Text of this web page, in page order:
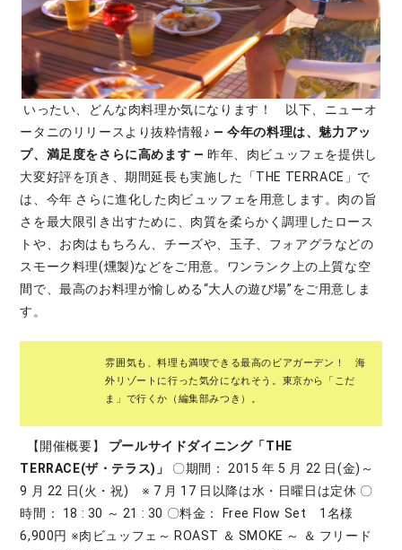
いったい、どんな肉料理か気になります！ 以下、ニューオ
ータニのリリースより抜粋情報♪ ― 今年の料理は、魅力アッ
プ、満足度をさらに高めます ― 昨年、肉ビュッフェを提供し
大変好評を頂き、期間延長も実施した「THE TERRACE」で
は、今年 さらに進化した肉ビュッフェを用意します。肉の旨
さを最大限引き出すために、肉質を柔らかく調理したロース
トや、お肉はもちろん、チーズや、玉子、フォアグラなどの
スモーク料理(燻製)などをご用意。ワンランク上の上質な空
間で、最高のお料理が愉しめる“大人の遊び場”をご用意しま
す。
雰囲気も、料理も満喫できる最高のビアガーデン！ 海
外リゾートに行った気分になれそう。東京から「こだ
ま」で行くか（編集部みつき）。
【開催概要】 プールサイドダイニング「THE
TERRACE(ザ・テラス)」
〇期間： 2015 年 5 月 22 日(金)～
9 月 22 日(火・祝) ※ 7 月 17 日以降は水・日曜日は定休 〇
時間： 18 : 30 ～ 21 : 30 〇料金： Free Flow Set 1名様
6,900円 ※肉ビュッフェ～ ROAST ＆ SMOKE ～ ＆ フリード